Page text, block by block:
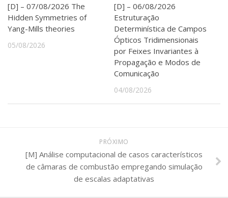
[D] – 07/08/2026 The
Hidden Symmetries of
Yang-Mills theories
05/08/2026
[D] – 06/08/2026
Estruturação
Determinística de Campos
Ópticos Tridimensionais
por Feixes Invariantes à
Propagação e Modos de
Comunicação
04/08/2026
PRÓXIMO
[M] Análise computacional de casos característicos
de câmaras de combustão empregando simulação
de escalas adaptativas